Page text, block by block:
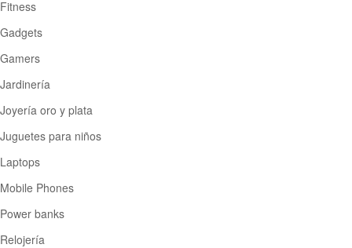
Fitness
Gadgets
Gamers
Jardinería
Joyería oro y plata
Juguetes para niños
Laptops
Mobile Phones
Power banks
Relojería